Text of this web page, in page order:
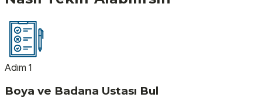
Adım 1
Boya ve Badana Ustası Bul